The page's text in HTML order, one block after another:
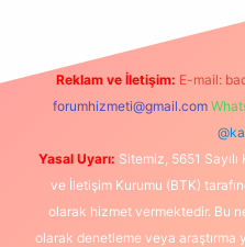
Reklam ve İletişim: E-mail:
forumhizmeti@gmail.com
Yasal Uyarı: Sitemiz, 5651
ve İletişim Kurumu (BTK)
olarak hizmet vermektedir. Bu
olarak denetleme veya araştırma